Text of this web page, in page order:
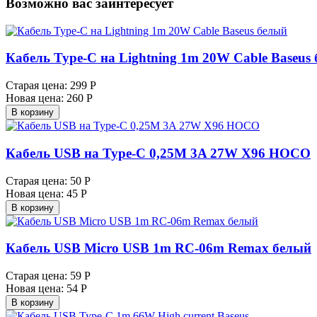
Возможно вас заинтересует
Кабель Type-C на Lightning 1m 20W Cable Baseus
Старая цена: 299 Р
Новая цена: 260 Р
В корзину
Кабель USB на Type-C 0,25M 3A 27W X96 HOCO
Старая цена: 50 Р
Новая цена: 45 Р
В корзину
Кабель USB Micro USB 1m RC-06m Remax белый
Старая цена: 59 Р
Новая цена: 54 Р
В корзину